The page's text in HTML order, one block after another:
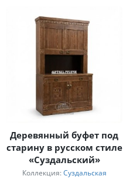
Деревянный буфет под
старину в русском стиле
«Суздальский»
Коллекция: Суздальская